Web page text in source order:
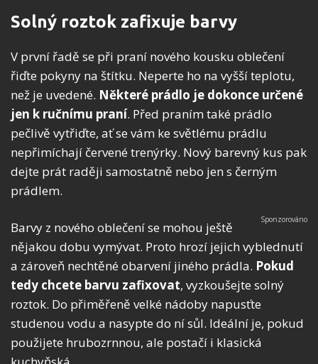
Solný roztok zafixuje barvy
V první řadě se při praní nového kousku oblečení
řiďte pokyny na štítku. Neperte ho na vyšší teplotu,
než je uvedené. Některé prádlo je dokonce určené
jen k ručnímu praní. Před praním také prádlo
pečlivě vytřiďte, ať se vám ke světlému prádlu
nepřimíchají červené trenýrky. Nový barevný kus pak
dejte prát raději samostatně nebo jen s černým
prádlem.
Barvy z nového oblečení se mohou ještě
nějakou dobu vymývat. Proto hrozí jejich vyblednutí
a zároveň nechtěné obarvení jiného prádla. Pokud
tedy chcete barvu zafixovat, vyzkoušejte solný
roztok. Do přiměřeně velké nádoby napusťte
studenou vodu a nasypte do ní sůl. Ideální je, pokud
použijete hrubozrnnou, ale postačí i klasická